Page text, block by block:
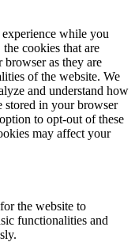
while you
cookies that are
browser as they are
of the website. We
and understand how
stored in your browser
to opt-out of these
may affect your
the website to
functionalities and